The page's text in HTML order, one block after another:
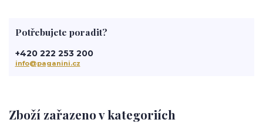
Zboží zařazeno v kategoriích
Potřebujete poradit?
+420 222 253 200
info@paganini.cz